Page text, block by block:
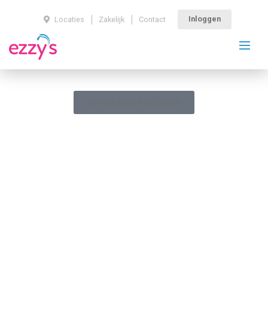
Locaties Zakelijk Contact Inloggen